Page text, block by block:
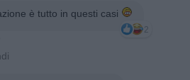
è tutto in questi casi
2